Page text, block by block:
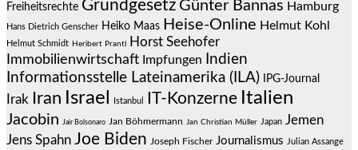
Freiheitsrechte Grundgesetz Günter Bannas Hamburg
Hans Dietrich Genscher Heiko Maas Heise-Online Helmut Kohl
Helmut Schmidt Heribert Prantl Horst Seehofer
Immobilienwirtschaft Impfungen
Indien
Informationsstelle Lateinamerika (ILA)
IPG-Journal
Irak Iran Israel Istanbul IT-Konzerne Italien
Jacobin Jair Bolsonaro Jan Böhmermann Jan Christian Müller Japan Jemen
Jens Spahn Joe Biden Joseph Fischer Journalismus Julian Assange